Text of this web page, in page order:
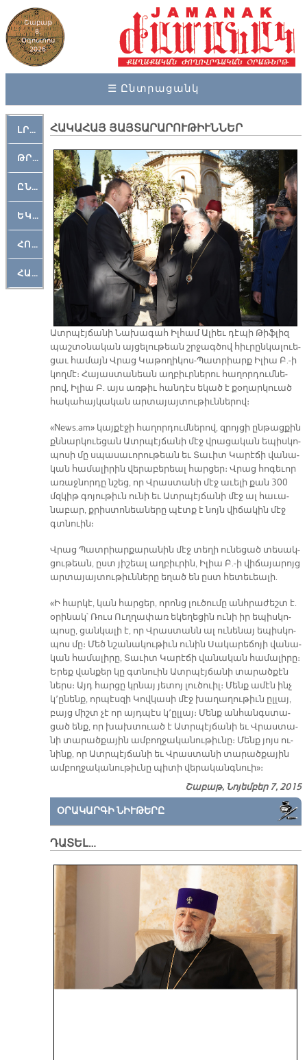
Շաբաթ
8,
Օգոստոս
2026
☰ Ընտրացանկ
ԼՐԱՀՈՍ
ԹՐՔԱՀԱՅ ԿԵԱՆՔ
ԸՆԿԵՐԱՄՇԱԿՈՒԹԱՅԻՆ
ԵԿԵՂԵՑԱԿԱՆ
ՀՈԳԵՄՏԱՒՈՐ
ՀԱՐԹԱԿ
ՀԱԿԱՀԱՅ ՅԱՅՏԱՐԱՐՈՒԹԻՒՆՆԵՐ
Ատր­պէյ­ճա­նի Նա­խա­գահ Իլ­համ Ա­լիեւ դէ­պի Թիֆ­լիզ
պաշ­տօ­նա­կան այ­ցե­լու­թեան շրջագ­ծով հիւ­րըն­կա­լուե­
ցաւ հա­մայն Վրաց Կա­թո­ղի­կոս-Պատ­րիարք Ի­լիա Բ.-ի
կող­մէ։ Հա­յաս­տա­նեան աղ­բիւր­նե­րու հա­ղոր­դում­նե­
րով, Ի­լիա Բ. այս առ­թիւ հան­դէս ե­կած է քօ­ղար­կուած
հա­կա­հայ­կա­կան ար­տա­յայ­տու­թիւն­նե­րով։
«News.am» կայ­քէ­ջի հա­ղոր­դում­նե­րով, զրոյ­ցի ըն­թաց­քին
քննար­կուե­ցան Ատր­պէյ­ճա­նի մէջ վրա­ցա­կան ե­պիս­կո­
պո­սի մը սպա­սա­ւո­րու­թեան եւ Տա­ւիտ Կա­րէ­ճի վա­նա­
կան հա­մա­լի­րին վե­րա­բե­րեալ հար­ցեր։ Վրաց հո­գե­ւոր
ա­ռաջ­նոր­դը նշեց, որ Վրաս­տա­նի մէջ ա­ւե­լի քան 300
մզկիթ գո­յու­թիւն ու­նի եւ Ատր­պէյ­ճա­նի մէջ ալ հա­ւա­
նա­բար, քրիս­տո­նեա­նե­րը պէտք է նոյն վի­ճա­կին մէջ
գտնուին։
Վրաց Պատ­րիար­քա­րա­նին մէջ տե­ղի ու­նե­ցած տե­սակ­
ցու­թեան, ըստ յի­շեալ աղ­բիւ­րին, Ի­լիա Բ.-ի վի­ճա­յա­րոյց
ար­տա­յայ­տու­թիւն­նե­րը ե­ղած են ըստ հե­տե­ւեա­լի.
«Ի հար­կէ, կան հար­ցեր, ո­րոնց լու­ծու­մը անհ­րա­ժեշտ է.
օ­րի­նակ՝ Ռուս Ուղ­ղա­փառ ե­կե­ղե­ցին ու­նի իր ե­պիս­կո­
պո­սը, ցան­կա­լի է, որ Վրաս­տանն ալ ու­նե­նայ ե­պիս­կո­
պոս մը։ Մեծ նշա­նա­կու­թիւն ու­նին Սա­կա­րե­ճո­յի վա­նա­
կան հա­մա­լի­րը, Տա­ւիտ Կա­րէ­ճի վա­նա­կան հա­մա­լի­րը։
Ե­րեք վան­քեր կը գտնուին Ատր­պէյ­ճա­նի տա­րած­քէն
ներս։ Այդ հար­ցը կրնայ յե­տոյ լու­ծուիլ։ Մենք ա­մէն ինչ
կ՚ը­նենք, որ­պէս­զի Կով­կա­սի մէջ խա­ղա­ղու­թիւն ըլ­լայ,
բայց միշտ չէ որ այդ­պէս կ՚ըլ­լայ։ Մենք ան­հանգս­տա­
ցած ենք, որ խախ­տուած է Ատր­պէյ­ճա­նի եւ Վրաս­տա­
նի տա­րած­քա­յին ամ­բող­ջա­կա­նու­թիւ­նը։ Մենք յոյս ու­
նինք, որ Ատր­պէյ­ճա­նի եւ Վրաս­տա­նի տա­րած­քա­յին
ամ­բող­ջա­կա­նու­թիւ­նը պի­տի վե­րա­կանգ­նուի»։
Շաբաթ, Նոյեմբեր 7, 2015
ՕՐԱԿԱՐԳԻ ՆԻՒԹԵՐԸ
ԴԱՏԵԼ…